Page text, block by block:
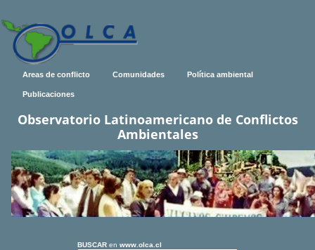
Areas de conflicto Comunidades Política ambiental
Publicaciones
Observatorio Latinoamericano de Conflictos
Ambientales
BUSCAR en www.olca.cl